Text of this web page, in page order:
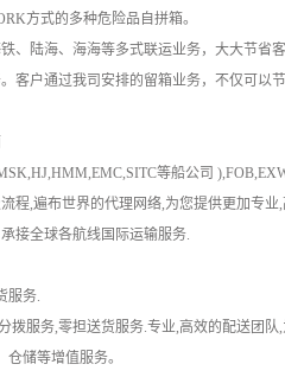
方式的多种危险品自拼箱。
、陆海、海海等多式联运业务，大大节省
客户通过我司安排的留箱业务，不仅可以
等船公司
程,遍布世界的代理网络,为您提供更加专业
接全球各航线国际运输服务.
服务.
拨服务,零担送货服务.专业,高效的配送团队
储等增值服务。